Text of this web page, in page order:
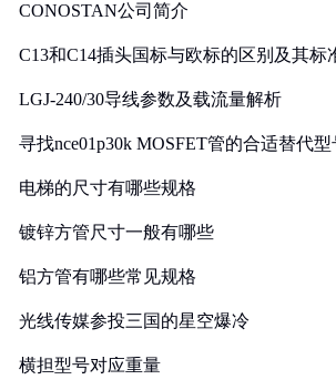
CONOSTAN公司简介
C13和C14插头国标与欧标的区别及其标
LGJ-240/30导线参数及载流量解析
寻找nce01p30k MOSFET管的合适替代型
电梯的尺寸有哪些规格
镀锌方管尺寸一般有哪些
铝方管有哪些常见规格
光线传媒参投三国的星空爆冷
横担型号对应重量